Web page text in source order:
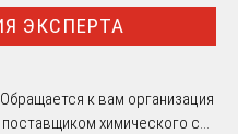
ЭКСПЕРТА
к вам организация
химического с...